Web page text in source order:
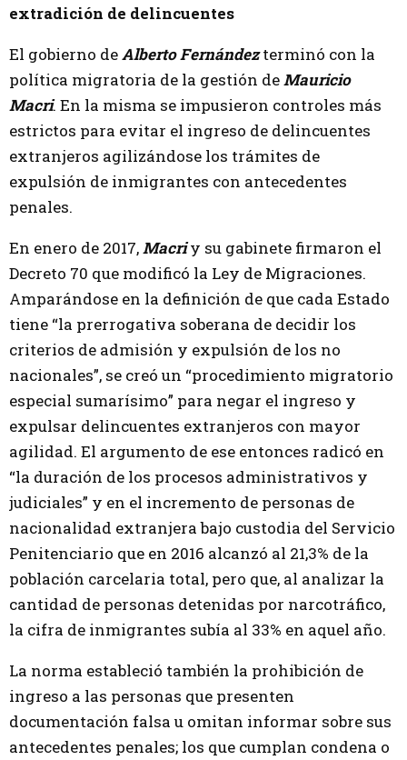
extradición de delincuentes
El gobierno deAlberto Fernándezterminó con la
política migratoria de la gestión deMauricio
Macri. En la misma se impusieron controles más
estrictos para evitar el ingreso de delincuentes
extranjeros agilizándose los trámites de
expulsión de inmigrantes con antecedentes
penales.
En enero de 2017,Macriy su gabinete firmaron el
Decreto 70 que modificó la Ley de Migraciones.
Amparándose en la definición de que cada Estado
tiene “la prerrogativa soberana de decidir los
criterios de admisión y expulsión de los no
nacionales”, se creó un “procedimiento migratorio
especial sumarísimo” para negar el ingreso y
expulsar delincuentes extranjeros con mayor
agilidad. El argumento de ese entonces radicó en
“la duración de los procesos administrativos y
judiciales” y en el incremento de personas de
nacionalidad extranjera bajo custodia del Servicio
Penitenciario que en 2016 alcanzó al 21,3% de la
población carcelaria total, pero que, al analizar la
cantidad de personas detenidas por narcotráfico,
la cifra de inmigrantes subía al 33% en aquel año.
La norma estableció también la prohibición de
ingreso a las personas que presenten
documentación falsa u omitan informar sobre sus
antecedentes penales; los que cumplan condena o